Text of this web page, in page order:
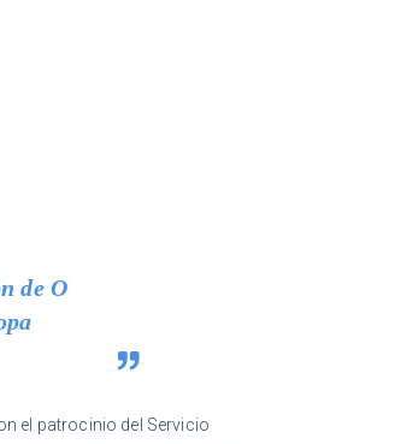
de O
el patrocinio del Servicio